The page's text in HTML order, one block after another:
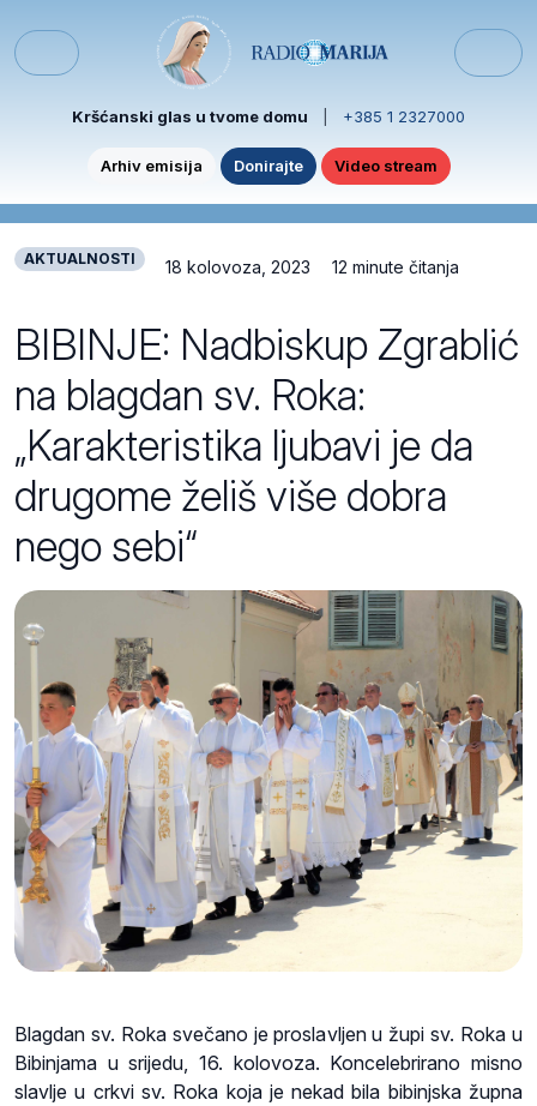
Menu
Kršćanski glas u tvome domu +385 1 2327000
Arhiv emisija Donirajte Video stream
AKTUALNOSTI 18 kolovoza, 2023 12 minute čitanja
BIBINJE: Nadbiskup Zgrablić
na blagdan sv. Roka:
„Karakteristika ljubavi je da
drugome želiš više dobra
nego sebi“
Blagdan sv. Roka svečano je proslavljen u župi sv. Roka u
Bibinjama u srijedu, 16. kolovoza. Koncelebrirano misno
slavlje u crkvi sv. Roka koja je nekad bila bibinjska župna